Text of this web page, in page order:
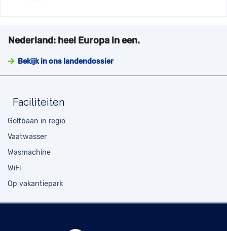
Nederland: heel Europa in een.
Bekijk in ons landendossier
Faciliteiten
Golfbaan in regio
Vaatwasser
Wasmachine
WiFi
Op vakantiepark